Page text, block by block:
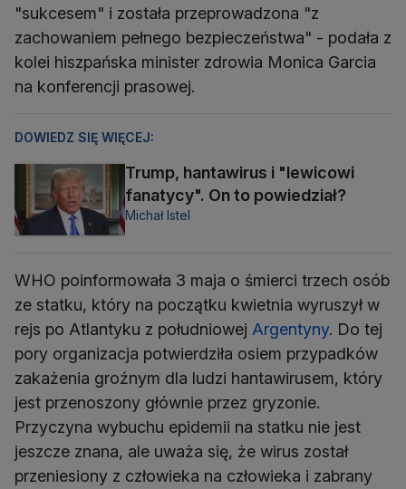
"sukcesem" i została przeprowadzona "z
zachowaniem pełnego bezpieczeństwa" - podała z
kolei hiszpańska minister zdrowia Monica Garcia
na konferencji prasowej.
DOWIEDZ SIĘ WIĘCEJ:
Trump, hantawirus i "lewicowi
fanatycy". On to powiedział?
Michał Istel
WHO poinformowała 3 maja o śmierci trzech osób
ze statku, który na początku kwietnia wyruszył w
rejs po Atlantyku z południowej Argentyny. Do tej
pory organizacja potwierdziła osiem przypadków
zakażenia groźnym dla ludzi hantawirusem, który
jest przenoszony głównie przez gryzonie.
Przyczyna wybuchu epidemii na statku nie jest
jeszcze znana, ale uważa się, że wirus został
przeniesiony z człowieka na człowieka i zabrany